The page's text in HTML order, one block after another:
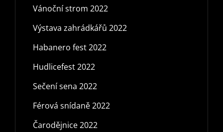
Vánoční strom 2022
Výstava zahrádkářů 2022
Habanero fest 2022
Hudlicefest 2022
Sečení sena 2022
Férová snídaně 2022
Čarodějnice 2022